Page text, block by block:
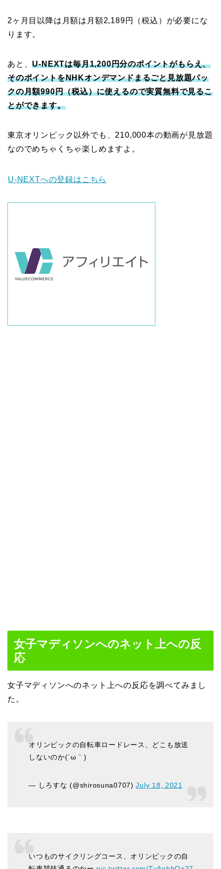
2ヶ月目以降は月額は月額2,189円（税込）が必要にな
ります。
あと、U-NEXTは毎月1,200円分のポイントがもらえ、
そのポイントをNHKオンデマンドまるごと見放題パッ
クの月額990円（税込）に使えるので実質無料で見るこ
とができます。
東京オリンピック以外でも、210,000本の動画が見放題
なのでめちゃくちゃ楽しめますよ。
U-NEXTへの登録はこちら
女子マディソンへのネット上への反
応
女子マディソンへのネット上への反応を調べてみまし
た。
オリンピックの自転車ロードレース、どこも放送
しないのか(´ω｀)
— しろすな (@shirosuna0707)July 18, 2021
いつものサイクリングコース、オリンピックの自